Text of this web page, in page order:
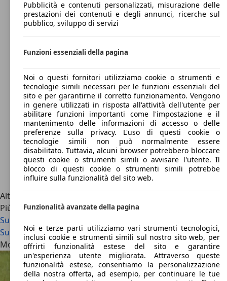
Altri collegamenti
Più dettagli
Suzuki S Cross
Suzuki Jimny
Modelli alternativi
Pubblicità e contenuti personalizzati, misurazione delle
prestazioni dei contenuti e degli annunci, ricerche sul
pubblico, sviluppo di servizi
Funzioni essenziali della pagina
Noi o questi fornitori utilizziamo cookie o strumenti e
tecnologie simili necessari per le funzioni essenziali del
sito e per garantirne il corretto funzionamento. Vengono
in genere utilizzati in risposta all'attività dell'utente per
abilitare funzioni importanti come l'impostazione e il
mantenimento delle informazioni di accesso o delle
preferenze sulla privacy. L'uso di questi cookie o
tecnologie simili non può normalmente essere
disabilitato. Tuttavia, alcuni browser potrebbero bloccare
questi cookie o strumenti simili o avvisare l'utente. Il
blocco di questi cookie o strumenti simili potrebbe
influire sulla funzionalità del sito web.
Funzionalità avanzate della pagina
Noi e terze parti utilizziamo vari strumenti tecnologici,
inclusi cookie e strumenti simili sul nostro sito web, per
offrirti funzionalità estese del sito e garantire
un'esperienza utente migliorata. Attraverso queste
funzionalità estese, consentiamo la personalizzazione
della nostra offerta, ad esempio, per continuare le tue